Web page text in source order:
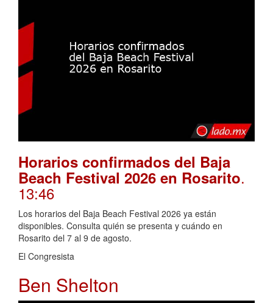
Horarios confirmados del Baja
Beach Festival 2026 en Rosarito.
13:46
Los horarios del Baja Beach Festival 2026 ya están
disponibles. Consulta quién se presenta y cuándo en
Rosarito del 7 al 9 de agosto.
El Congresista
Ben Shelton